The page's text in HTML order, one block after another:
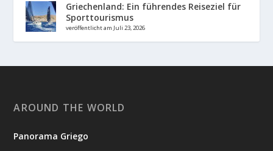
Griechenland: Ein führendes Reiseziel für
Sporttourismus
veröffentlicht am Juli 23, 2026
AROUND THE WORLD
Panorama Griego